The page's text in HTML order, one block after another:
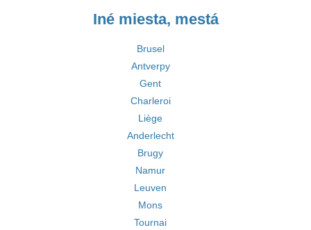
Iné miesta, mestá
Brusel
Antverpy
Gent
Charleroi
Liège
Anderlecht
Brugy
Namur
Leuven
Mons
Tournai